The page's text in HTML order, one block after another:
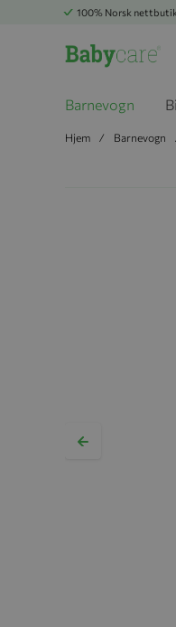
100% Norsk
Barnevogn
Hjem Barnevogn